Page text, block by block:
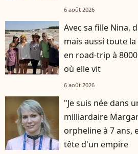
6 août 2026
Avec sa fille Nina,
mais aussi toute
en road-trip à
où elle vit
6 août 2026
"Je suis née dans
milliardaire
orpheline à 7 ans,
tête d'un empire